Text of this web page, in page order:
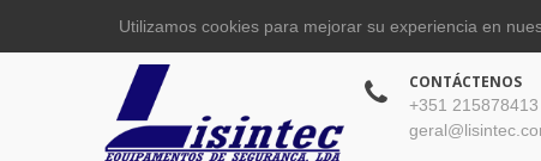
CONTÁCTENOS
+351
Utilizamos cookies para mejorar su experiencia en